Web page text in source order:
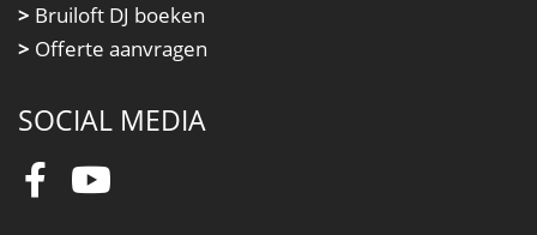
> Bruiloft DJ boeken
> Offerte aanvragen
SOCIAL MEDIA